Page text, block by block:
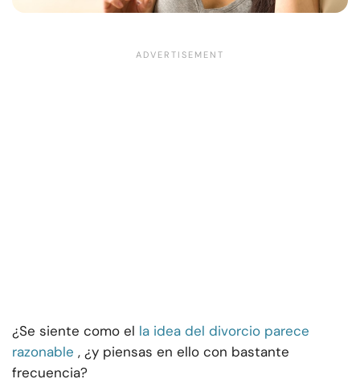
¿Se siente como el la idea del divorcio parece
razonable , ¿y piensas en ello con bastante
frecuencia?